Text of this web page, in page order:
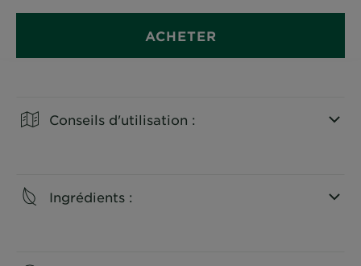
ACHETER
Conseils d'utilisation :
Ingrédients :